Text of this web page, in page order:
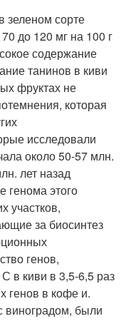
зеленом сорте
до 120 мг на 100 г
содержание
танинов в киви
фруктах не
которая
исследовали
около 50-57 млн.
лет назад
генома этого
участков,
за биосинтез
генов,
в киви в 3,5-6,5 раз
генов в кофе и.
виноградом, были